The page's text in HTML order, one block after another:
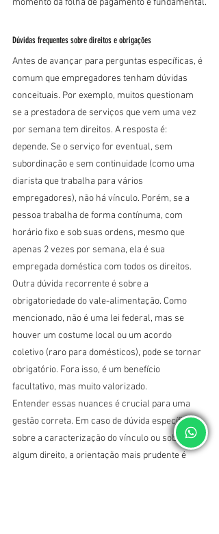
Dúvidas frequentes sobre direitos e obrigações
Antes de avançar para perguntas específicas, é
comum que empregadores tenham dúvidas
conceituais. Por exemplo, muitos questionam
se a prestadora de serviços que vem uma vez
por semana tem direitos. A resposta é:
depende. Se o serviço for eventual, sem
subordinação e sem continuidade (como uma
diarista que trabalha para vários
empregadores), não há vínculo. Porém, se a
pessoa trabalha de forma contínuma, com
horário fixo e sob suas ordens, mesmo que
apenas 2 vezes por semana, ela é sua
empregada doméstica com todos os direitos.
Outra dúvida recorrente é sobre a
obrigatoriedade do vale-alimentação. Como
mencionado, não é uma lei federal, mas se
houver um costume local ou um acordo
coletivo (raro para domésticos), pode se tornar
obrigatório. Fora isso, é um benefício
facultativo, mas muito valorizado.
Entender essas nuances é crucial para uma
gestão correta. Em caso de dúvida específica
sobre a caracterização do vínculo ou sobre
algum direito, a orientação mais prudente é